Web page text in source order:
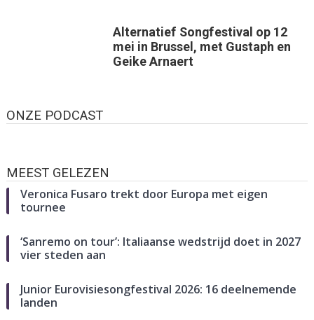
Alternatief Songfestival op 12
mei in Brussel, met Gustaph en
Geike Arnaert
ONZE PODCAST
MEEST GELEZEN
Veronica Fusaro trekt door Europa met eigen
tournee
‘Sanremo on tour’: Italiaanse wedstrijd doet in 2027
vier steden aan
Junior Eurovisiesongfestival 2026: 16 deelnemende
landen